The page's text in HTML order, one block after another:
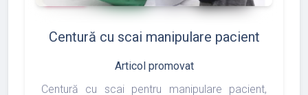
Centură cu scai manipulare pacient
Articol promovat
Centură cu scai pentru manipulare pacient,